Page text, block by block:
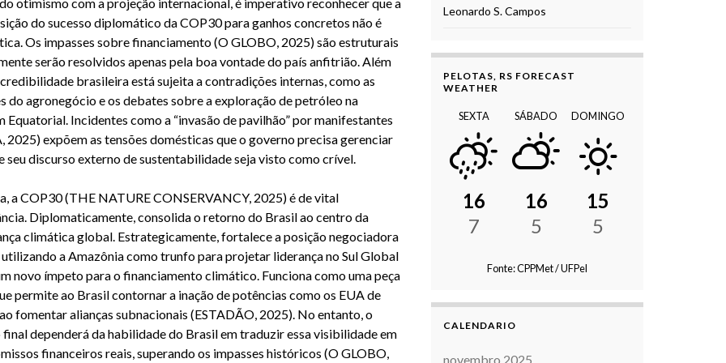
do sucesso diplomático da COP30 para ganhos concretos não é
Os impasses sobre financiamento (O GLOBO, 2025) são estruturais
serão resolvidos apenas pela boa vontade do país anfitrião. Além
brasileira está sujeita a contradições internas, como as
do agronegócio e os debates sobre a exploração de petróleo na
Equatorial. Incidentes como a “invasão de pavilhão” por manifestantes
2025) expõem as tensões domésticas que o governo precisa gerenciar
seu discurso externo de sustentabilidade seja visto como crível.
a COP30 (THE NATURE CONSERVANCY, 2025) é de vital
Diplomaticamente, consolida o retorno do Brasil ao centro da
climática global. Estrategicamente, fortalece a posição negociadora
a Amazônia como trunfo para projetar liderança no Sul Global
novo ímpeto para o financiamento climático. Funciona como uma peça
permite ao Brasil contornar a inação de potências como os EUA de
fomentar alianças subnacionais (ESTADÃO, 2025). No entanto, o
final dependerá da habilidade do Brasil em traduzir essa visibilidade em
financeiros reais, superando os impasses históricos (O GLOBO,
Leonardo S. Campos
PELOTAS, RS FORECAST
WEATHER
SEXTA
16
7
SÁBADO
16
5
DOMINGO
15
5
Fonte: CPPMet / UFPel
CALENDARIO
novembro 2025